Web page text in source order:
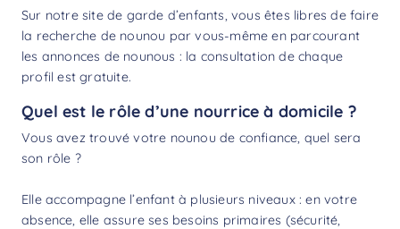
Sur notre site de garde d’enfants, vous êtes libres de faire
la recherche de nounou par vous-même en parcourant
les annonces de nounous : la consultation de chaque
profil est gratuite.
Quel est le rôle d’une nourrice à domicile ?
Vous avez trouvé votre nounou de confiance, quel sera
son rôle ?
Elle accompagne l’enfant à plusieurs niveaux : en votre
absence, elle assure ses besoins primaires (sécurité,